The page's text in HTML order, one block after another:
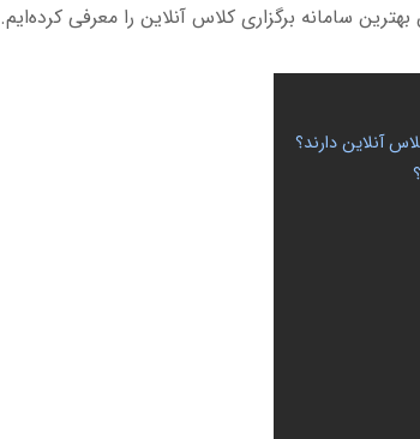
سامانه برگزاری کلاس آنلاین را معرفی کرده‌ایم.
آنلاین دارند؟